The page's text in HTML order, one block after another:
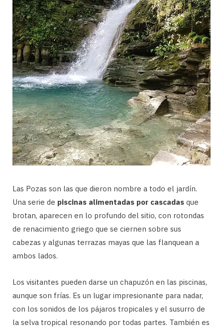
Las Pozas son las que dieron nombre a todo el jardín.
Una serie de piscinas alimentadas por cascadas que
brotan, aparecen en lo profundo del sitio, con rotondas
de renacimiento griego que se ciernen sobre sus
cabezas y algunas terrazas mayas que las flanquean a
ambos lados.
Los visitantes pueden darse un chapuzón en las piscinas,
aunque son frías. Es un lugar impresionante para nadar,
con los sonidos de los pájaros tropicales y el susurro de
la selva tropical resonando por todas partes. También es